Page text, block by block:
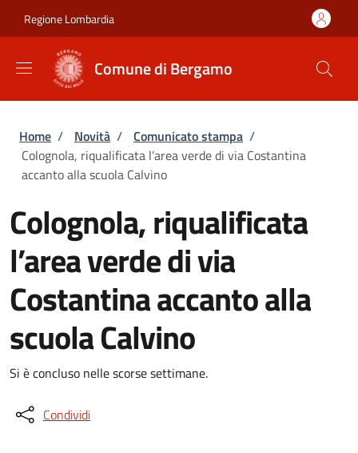
Regione Lombardia
Comune di Bergamo
Briciole di pane
Home / Novità / Comunicato stampa /
Colognola, riqualificata l’area verde di via Costantina
accanto alla scuola Calvino
Colognola, riqualificata
l’area verde di via
Costantina accanto alla
scuola Calvino
Si è concluso nelle scorse settimane.
Condividi